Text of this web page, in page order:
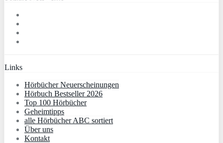
Links
Hörbücher Neuerscheinungen
Hörbuch Bestseller 2026
Top 100 Hörbücher
Geheimtipps
alle Hörbücher ABC sortiert
Über uns
Kontakt